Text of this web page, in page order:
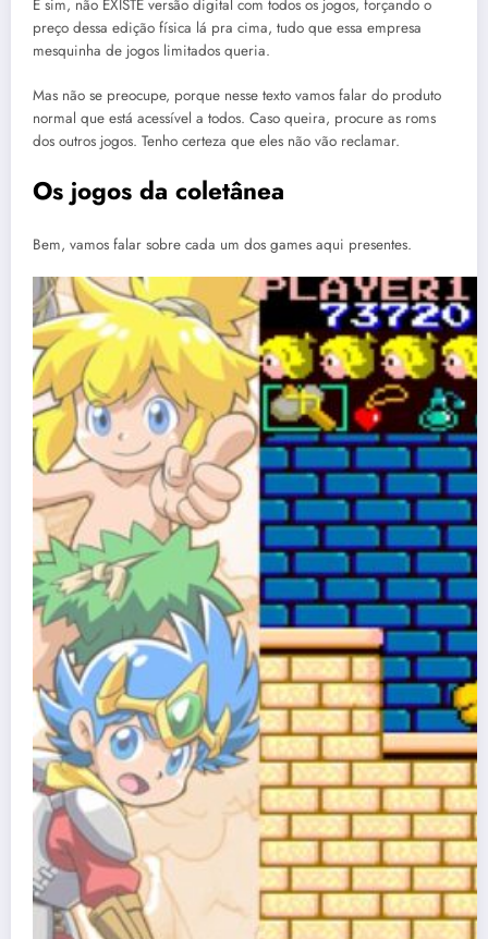
E sim, não EXISTE versão digital com todos os jogos, forçando o
preço dessa edição física lá pra cima, tudo que essa empresa
mesquinha de jogos limitados queria.
Mas não se preocupe, porque nesse texto vamos falar do produto
normal que está acessível a todos. Caso queira, procure as roms
dos outros jogos. Tenho certeza que eles não vão reclamar.
Os jogos da coletânea
Bem, vamos falar sobre cada um dos games aqui presentes.